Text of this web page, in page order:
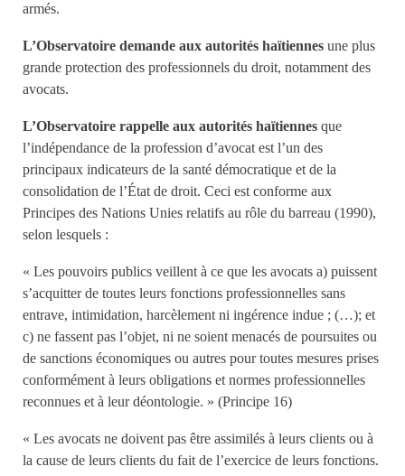
armés.
L’Observatoire demande aux autorités haïtiennes une plus
grande protection des professionnels du droit, notamment des
avocats.
L’Observatoire rappelle aux autorités haïtiennes que
l’indépendance de la profession d’avocat est l’un des
principaux indicateurs de la santé démocratique et de la
consolidation de l’État de droit. Ceci est conforme aux
Principes des Nations Unies relatifs au rôle du barreau (1990),
selon lesquels :
« Les pouvoirs publics veillent à ce que les avocats a) puissent
s’acquitter de toutes leurs fonctions professionnelles sans
entrave, intimidation, harcèlement ni ingérence indue ; (…); et
c) ne fassent pas l’objet, ni ne soient menacés de poursuites ou
de sanctions économiques ou autres pour toutes mesures prises
conformément à leurs obligations et normes professionnelles
reconnues et à leur déontologie. » (Principe 16)
« Les avocats ne doivent pas être assimilés à leurs clients ou à
la cause de leurs clients du fait de l’exercice de leurs fonctions.